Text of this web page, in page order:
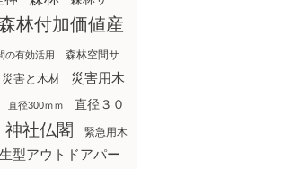
林付加価値産
の有効活用
森林空間サ
災害と木材
災害用木
直径300ｍｍ
直径３０
神社仏閣
緊急用木
型アウトドアパー